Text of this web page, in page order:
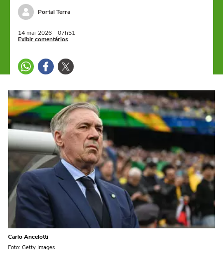
Portal Terra
14 mai 2026 - 07h51
Exibir comentários
Carlo Ancelotti
Foto: Getty Images